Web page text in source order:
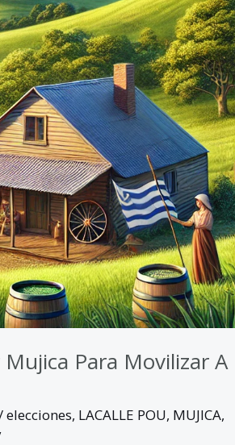
Para Movilizar A
elecciones, LACALLE POU, MUJICA,